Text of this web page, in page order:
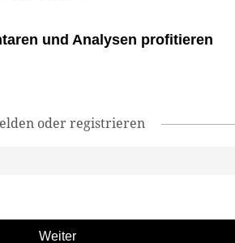
und Analysen profitieren
oder registrieren